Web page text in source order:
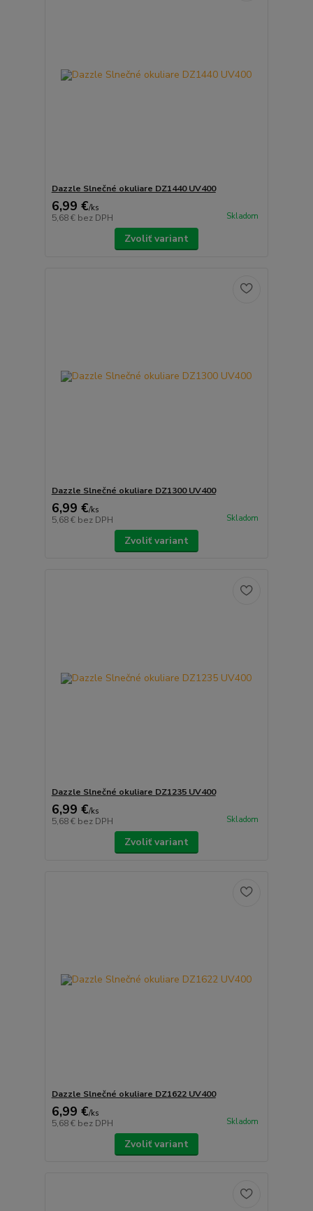
Dazzle Slnečné okuliare DZ1440 UV400
6,99 €/ks
5,68 € bez DPH Skladom
Zvoliť variant
Dazzle Slnečné okuliare DZ1300 UV400
6,99 €/ks
5,68 € bez DPH Skladom
Zvoliť variant
Dazzle Slnečné okuliare DZ1235 UV400
6,99 €/ks
5,68 € bez DPH Skladom
Zvoliť variant
Dazzle Slnečné okuliare DZ1622 UV400
6,99 €/ks
5,68 € bez DPH Skladom
Zvoliť variant